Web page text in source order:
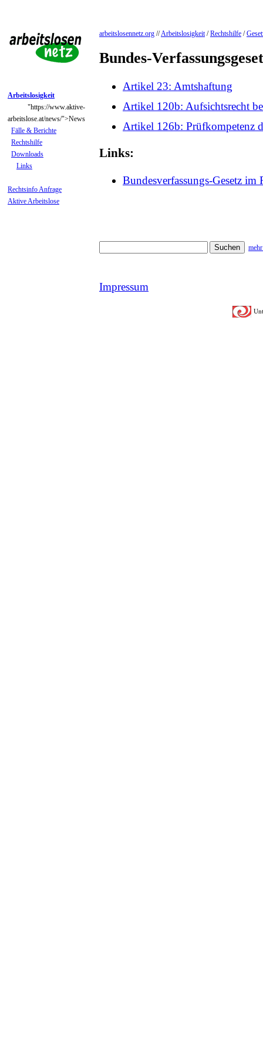
Arbeitslosigkeit
"https://www.aktive-
arbeitslose.at/news/">News
Fälle & Berichte
Rechtshilfe
Downloads
Links
Rechtsinfo Anfrage
Aktive Arbeitslose
arbeitslosennetz.org //Arbeitslosigkeit/Rechtshilfe /
Bundes-
Artikel 23: Amtshaftung
Artikel 120b: Aufsichtsrecht
Artikel 126b: Prüfkompetenz
Links:
Bundesverfassungs-Gesetz im
Impressum